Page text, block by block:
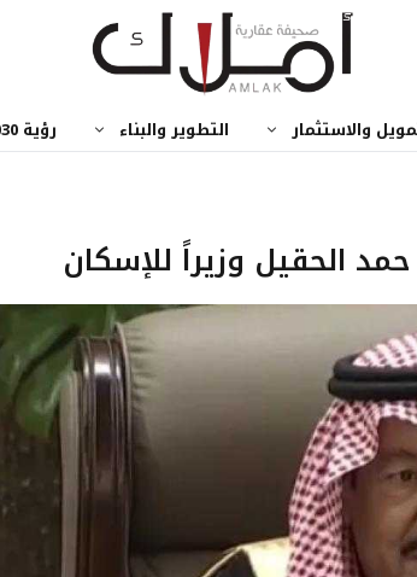
والاستثمار التطوير والبناء رؤية 2030
الحقيل وزيراً للإسكان